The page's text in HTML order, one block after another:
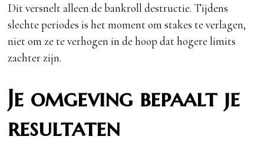
Dit versnelt alleen de bankroll destructie. Tijdens
slechte periodes is het moment om stakes te verlagen,
niet om ze te verhogen in de hoop dat hogere limits
zachter zijn.
Je omgeving bepaalt je
resultaten